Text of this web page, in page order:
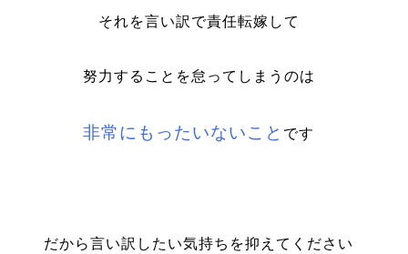
それを言い訳で責任転嫁して
努力することを怠ってしまうのは
非常にもったいないこと です
だから言い訳したい気持ちを抑えてください